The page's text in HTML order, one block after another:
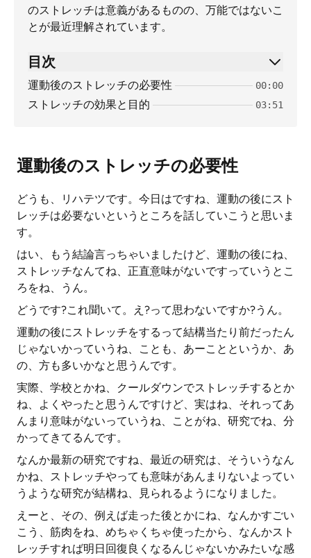
のストレッチは意義があるものの、万能ではないこ
とが最近理解されています。
目次
運動後のストレッチの必要性 00:00
ストレッチの効果と目的 03:51
運動後のストレッチの必要性
どうも、リハテツです。今日はですね、運動の後にスト
レッチは必要ないというところを話していこうと思いま
す。
はい、もう結論言っちゃいましたけど、運動の後にね、
ストレッチなんてね、正直意味がないですっていうとこ
ろをね、うん。
どうです?これ聞いて。え?って思わないですか?うん。
運動の後にストレッチをするって結構当たり前だったん
じゃないかっていうね、ことも、あーことというか、あ
の、方も多いかなと思うんです。
実際、学校とかね、クールダウンでストレッチするとか
ね、よくやったと思うんですけど、実はね、それってあ
んまり意味がないっていうね、ことがね、研究でね、分
かってきてるんです。
なんか最新の研究ですね、最近の研究は、そういうなん
かね、ストレッチやっても意味があんまりないよってい
うような研究が結構ね、見られるようになりました。
えーと、その、例えば走った後とかにね、なんかすごい
こう、筋肉をね、めちゃくちゃ使ったから、なんかスト
レッチすれば明日回復良くなるんじゃないかみたいな感